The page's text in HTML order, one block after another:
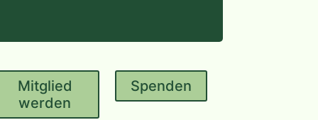
Mitglied
werden
Spenden